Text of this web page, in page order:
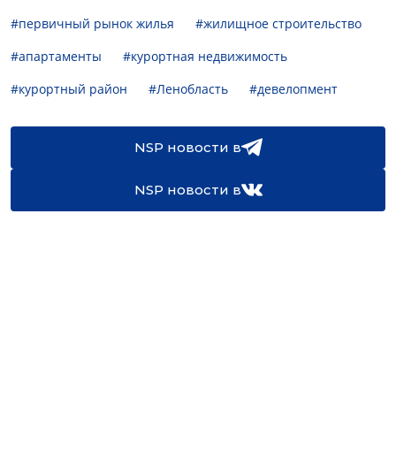
#первичный рынок жилья
#жилищное строительство
#апартаменты
#курортная недвижимость
#курортный район
#Ленобласть #девелопмент
NSP новости в
NSP новости в